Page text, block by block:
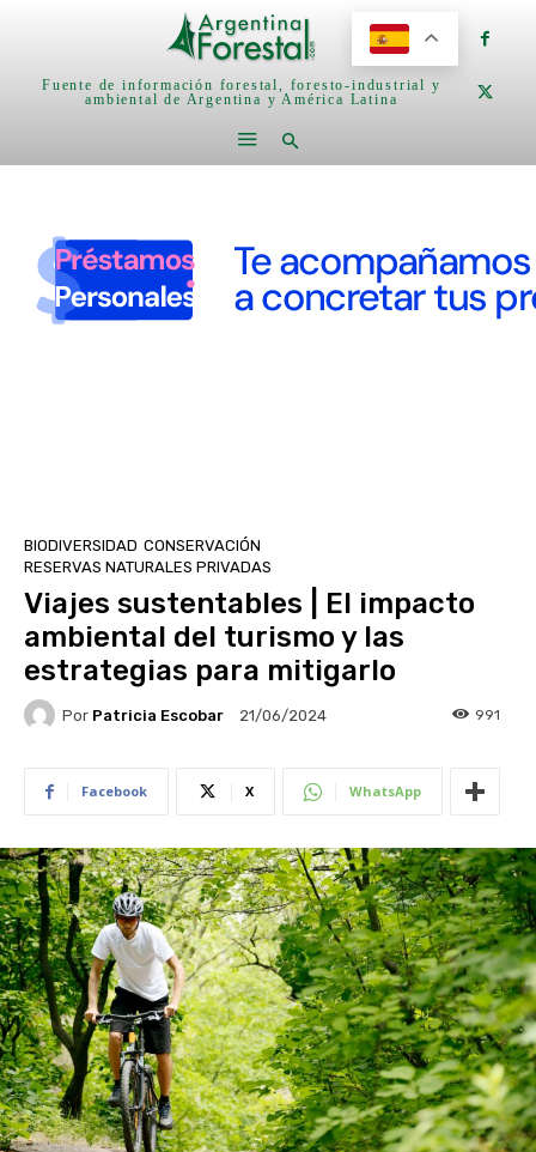
Fuente de información forestal, foresto-industrial y
ambiental de Argentina y América Latina
BIODIVERSIDAD CONSERVACIÓN
RESERVAS NATURALES PRIVADAS
Viajes sustentables | El impacto
ambiental del turismo y las
estrategias para mitigarlo
Por Patricia Escobar 21/06/2024 991
Facebook X WhatsApp